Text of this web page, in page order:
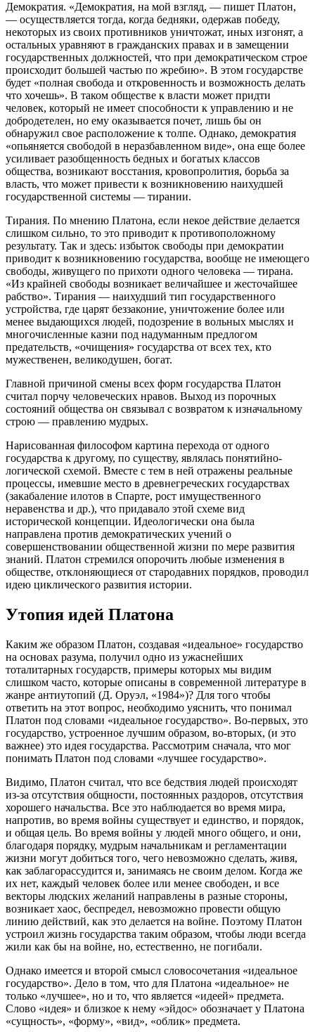
Демократия. «Демократия, на мой взгляд, ― пишет Платон,
― осуществляется тогда, когда бедняки, одержав победу,
некоторых из своих противников уничтожат, иных изгонят, а
остальных уравняют в гражданских правах и в замещении
государственных должностей, что при демократическом строе
происходит большей частью по жребию». В этом государстве
будет «полная свобода и откровенность и возможность делать
что хочешь». В таком обществе к власти может придти
человек, который не имеет способности к управлению и не
добродетелен, но ему оказывается почет, лишь бы он
обнаружил свое расположение к толпе. Однако, демократия
«опьяняется свободой в неразбавленном виде», она еще более
усиливает разобщенность бедных и богатых классов
общества, возникают восстания, кровопролития, борьба за
власть, что может привести к возникновению наихудшей
государственной системы — тирании.
Тирания. По мнению Платона, если некое действие делается
слишком сильно, то это приводит к противоположному
результату. Так и здесь: избыток свободы при демократии
приводит к возникновению государства, вообще не имеющего
свободы, живущего по прихоти одного человека — тирана.
«Из крайней свободы возникает величайшее и жесточайшее
рабство». Тирания — наихудший тип государственного
устройства, где царят беззаконие, уничтожение более или
менее выдающихся людей, подозрение в вольных мыслях и
многочисленные казни под надуманным предлогом
предательств, «очищения» государства от всех тех, кто
мужественен, великодушен, богат.
Главной причиной смены всех форм государства Платон
считал порчу человеческих нравов. Выход из порочных
состояний общества он связывал с возвратом к изначальному
строю — правлению мудрых.
Нарисованная философом картина перехода от одного
государства к другому, по существу, являлась понятийно-
логической схемой. Вместе с тем в ней отражены реальные
процессы, имевшие место в древнегреческих государствах
(закабаление илотов в Спарте, рост имущественного
неравенства и др.), что придавало этой схеме вид
исторической концепции. Идеологически она была
направлена против демократических учений о
совершенствовании общественной жизни по мере развития
знаний. Платон стремился опорочить любые изменения в
обществе, отклоняющиеся от стародавних порядков, проводил
идею циклического развития истории.
Утопия идей Платона
Каким же образом Платон, создавая «идеальное» государство
на основах разума, получил одно из ужаснейших
тоталитарных государств, примеры которых мы видим
слишком часто, которые описаны в современной литературе в
жанре антиутопий (Д. Оруэл, «1984»)? Для того чтобы
ответить на этот вопрос, необходимо уяснить, что понимал
Платон под словами «идеальное государство». Во-первых, это
государство, устроенное лучшим образом, во-вторых, (и это
важнее) это идея государства. Рассмотрим сначала, что мог
понимать Платон под словами «лучшее государство».
Видимо, Платон считал, что все бедствия людей происходят
из-за отсутствия общности, постоянных раздоров, отсутствия
хорошего начальства. Все это наблюдается во время мира,
напротив, во время войны существует и единство, и порядок,
и общая цель. Во время войны у людей много общего, и они,
благодаря порядку, мудрым начальникам и регламентации
жизни могут добиться того, чего невозможно сделать, живя,
как заблагорассудится и, занимаясь не своим делом. Когда же
их нет, каждый человек более или менее свободен, и все
векторы людских желаний направлены в разные стороны,
возникает хаос, беспредел, невозможно провести общую
линию действий, как это делается на войне. Поэтому Платон
устроил жизнь государства таким образом, чтобы люди всегда
жили как бы на войне, но, естественно, не погибали.
Однако имеется и второй смысл словосочетания «идеальное
государство». Дело в том, что для Платона «идеальное» не
только «лучшее», но и то, что является «идеей» предмета.
Слово «идея» и близкое к нему «эйдос» обозначает у Платона
«сущность», «форму», «вид», «облик» предмета.